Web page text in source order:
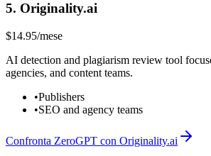
5. Originality.ai
$14.95/mese
AI detection and plagiarism review tool
agencies, and content teams.
•Publishers
•SEO and agency teams
Confronta ZeroGPT con Originality.ai